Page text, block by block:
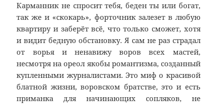
Карманник не спросит тебя, беден ты или богат,
так же и «скокарь», форточник залезет в любую
квартиру и заберёт всё, что только сможет, хотя
и видит бедную обстановку. Я сам не раз страдал
от ворья и ненавижу воров всех мастей,
несмотря на ореол якобы романтизма, созданный
купленными журналистами. Это миф о красивой
блатной жизни, воровском братстве, это и есть
приманка для начинающих сопляков, не